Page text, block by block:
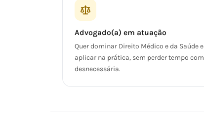
Advogado(a) em atuação
Quer dominar Direito Médico e da Saúde e
aplicar na prática, sem perder tempo
desnecessária.